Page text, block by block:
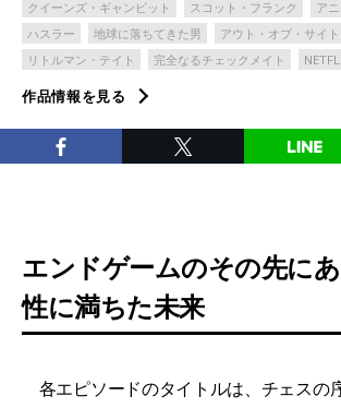
クイーンズ・ギャンビット スコット・フランク
ア
ハスラー
地球に落ちてきた男 アウト・オブ・サイト
リトルマン・テイト
完全なるチェックメイト
作品情報を見る
エンドゲームのその先に
性に満ちた未来
各エピソードのタイトルは、チェスの